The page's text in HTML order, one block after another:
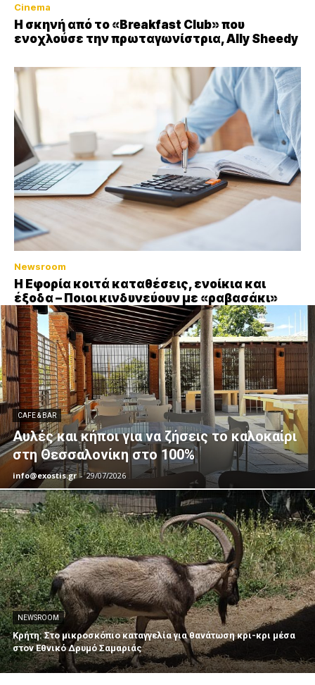
Cinema
Η σκηνή από το «Breakfast Club» που
ενοχλούσε την πρωταγωνίστρια, Ally Sheedy
Newsroom
Η Εφορία κοιτά καταθέσεις, ενοίκια και
έξοδα – Ποιοι κινδυνεύουν με «ραβασάκι»
CAFE & BAR
Αυλές και κήποι για να ζήσεις το καλοκαίρι
στη Θεσσαλονίκη στο 100%
info@exostis.gr - 29/07/2026
NEWSROOM
Κρήτη: Στο μικροσκόπιο καταγγελία για θανάτωση κρι-κρι μέσα
στον Εθνικό Δρυμό Σαμαριάς